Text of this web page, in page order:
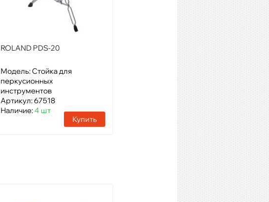
ROLAND PDS-20
Модель: Cтойка для
перкусионных
инструментов
Артикул: 67518
Наличие:4 шт
Купить